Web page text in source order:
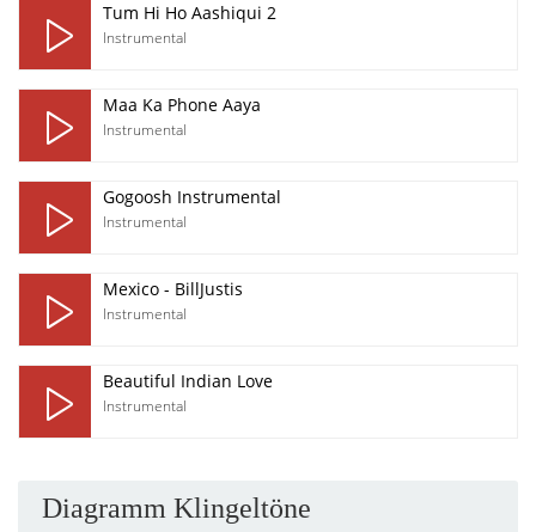
Tum Hi Ho Aashiqui 2
Instrumental
Maa Ka Phone Aaya
Instrumental
Gogoosh Instrumental
Instrumental
Mexico - BillJustis
Instrumental
Beautiful Indian Love
Instrumental
Diagramm Klingeltöne